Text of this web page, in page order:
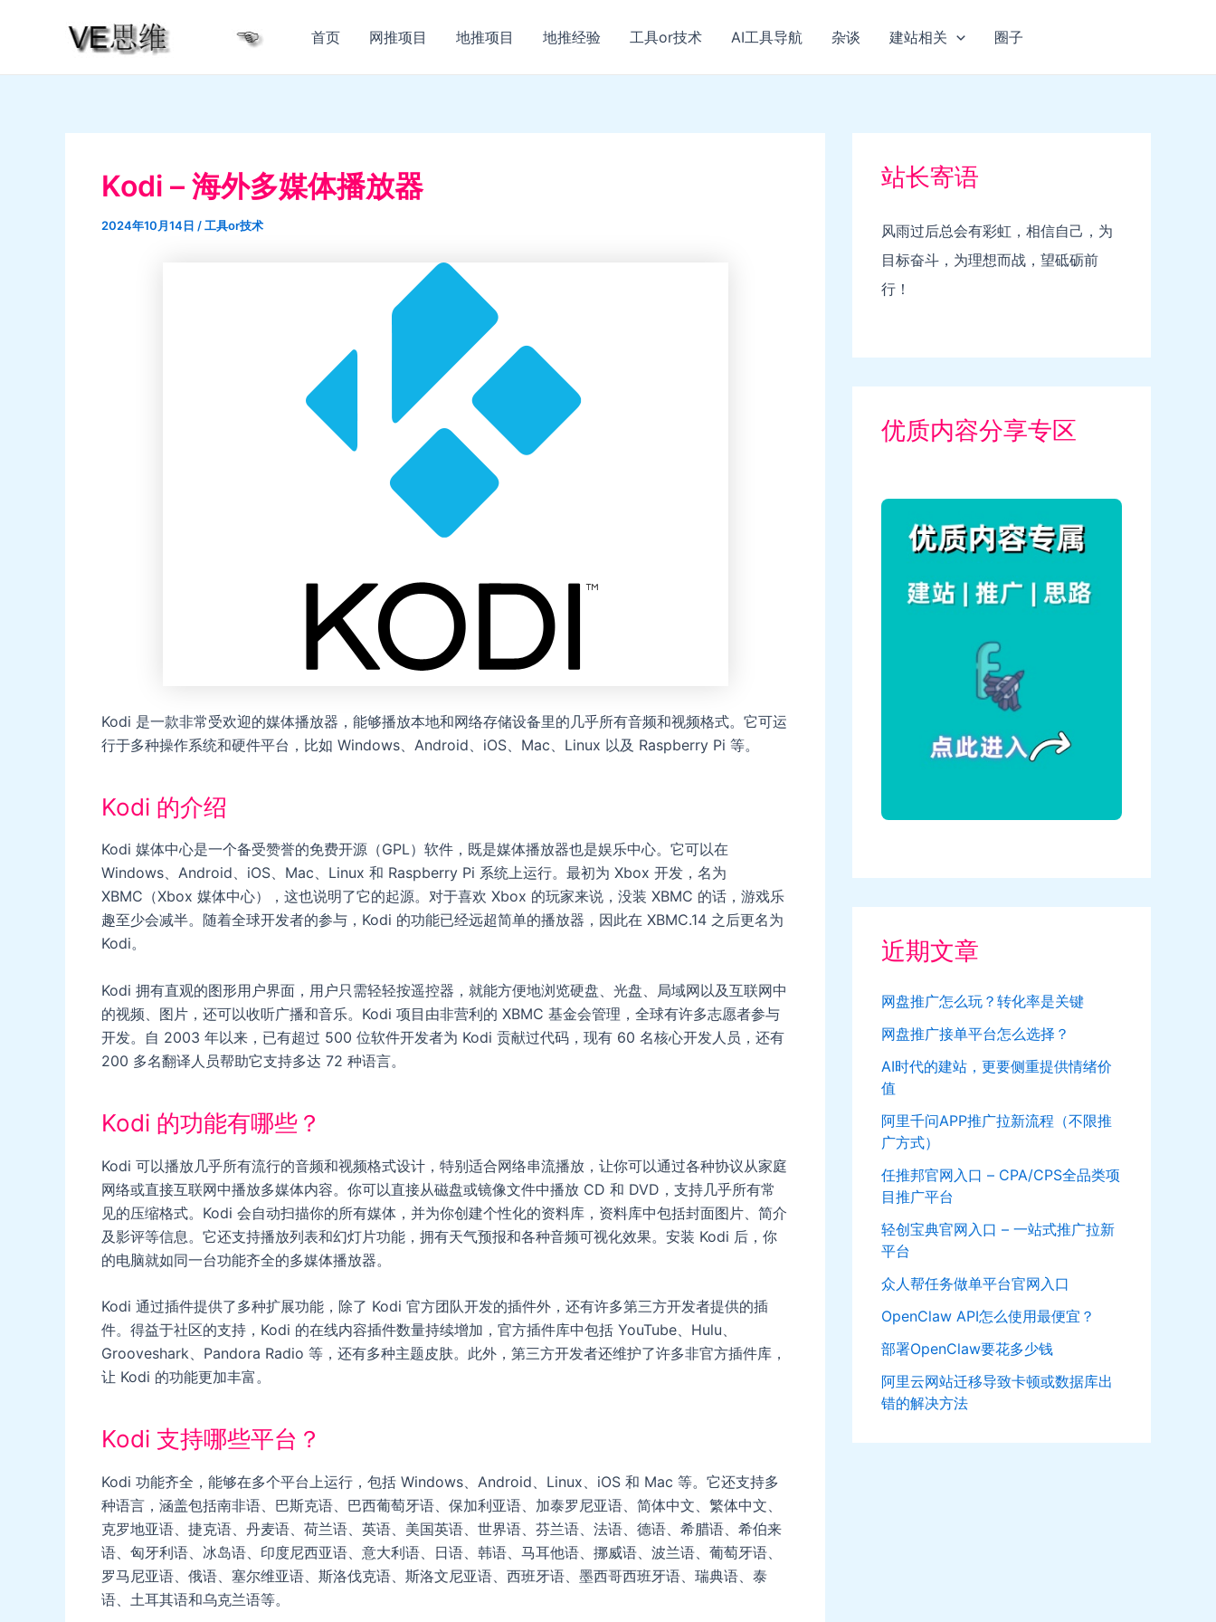
首页 网推项目 地推项目 地推经验 工具or技术 AI工具导航 杂谈 建站相关 圈子
Kodi – 海外多媒体播放器
2024年10月14日 /工具or技术
Kodi 是一款非常受欢迎的媒体播放器，能够播放本地和网络存储设备里的几乎所有音频和视频格式。它可运
行于多种操作系统和硬件平台，比如 Windows、Android、iOS、Mac、Linux 以及 Raspberry Pi 等。
Kodi 的介绍
Kodi 媒体中心是一个备受赞誉的免费开源（GPL）软件，既是媒体播放器也是娱乐中心。它可以在
Windows、Android、iOS、Mac、Linux 和 Raspberry Pi 系统上运行。最初为 Xbox 开发，名为
XBMC（Xbox 媒体中心），这也说明了它的起源。对于喜欢 Xbox 的玩家来说，没装 XBMC 的话，游戏乐
趣至少会减半。随着全球开发者的参与，Kodi 的功能已经远超简单的播放器，因此在 XBMC.14 之后更名为
Kodi。
Kodi 拥有直观的图形用户界面，用户只需轻轻按遥控器，就能方便地浏览硬盘、光盘、局域网以及互联网中
的视频、图片，还可以收听广播和音乐。Kodi 项目由非营利的 XBMC 基金会管理，全球有许多志愿者参与
开发。自 2003 年以来，已有超过 500 位软件开发者为 Kodi 贡献过代码，现有 60 名核心开发人员，还有
200 多名翻译人员帮助它支持多达 72 种语言。
Kodi 的功能有哪些？
Kodi 可以播放几乎所有流行的音频和视频格式设计，特别适合网络串流播放，让你可以通过各种协议从家庭
网络或直接互联网中播放多媒体内容。你可以直接从磁盘或镜像文件中播放 CD 和 DVD，支持几乎所有常
见的压缩格式。Kodi 会自动扫描你的所有媒体，并为你创建个性化的资料库，资料库中包括封面图片、简介
及影评等信息。它还支持播放列表和幻灯片功能，拥有天气预报和各种音频可视化效果。安装 Kodi 后，你
的电脑就如同一台功能齐全的多媒体播放器。
Kodi 通过插件提供了多种扩展功能，除了 Kodi 官方团队开发的插件外，还有许多第三方开发者提供的插
件。得益于社区的支持，Kodi 的在线内容插件数量持续增加，官方插件库中包括 YouTube、Hulu、
Grooveshark、Pandora Radio 等，还有多种主题皮肤。此外，第三方开发者还维护了许多非官方插件库，
让 Kodi 的功能更加丰富。
Kodi 支持哪些平台？
Kodi 功能齐全，能够在多个平台上运行，包括 Windows、Android、Linux、iOS 和 Mac 等。它还支持多
种语言，涵盖包括南非语、巴斯克语、巴西葡萄牙语、保加利亚语、加泰罗尼亚语、简体中文、繁体中文、
克罗地亚语、捷克语、丹麦语、荷兰语、英语、美国英语、世界语、芬兰语、法语、德语、希腊语、希伯来
语、匈牙利语、冰岛语、印度尼西亚语、意大利语、日语、韩语、马耳他语、挪威语、波兰语、葡萄牙语、
罗马尼亚语、俄语、塞尔维亚语、斯洛伐克语、斯洛文尼亚语、西班牙语、墨西哥西班牙语、瑞典语、泰
语、土耳其语和乌克兰语等。
站长寄语
风雨过后总会有彩虹，相信自己，为
目标奋斗，为理想而战，望砥砺前
行！
优质内容分享专区
近期文章
网盘推广怎么玩？转化率是关键
网盘推广接单平台怎么选择？
AI时代的建站，更要侧重提供情绪价
值
阿里千问APP推广拉新流程（不限推
广方式）
任推邦官网入口 – CPA/CPS全品类项
目推广平台
轻创宝典官网入口 – 一站式推广拉新
平台
众人帮任务做单平台官网入口
OpenClaw API怎么使用最便宜？
部署OpenClaw要花多少钱
阿里云网站迁移导致卡顿或数据库出
错的解决方法